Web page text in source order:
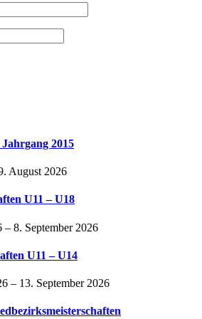
2015
August 2026
U11 – U18
– 8. September 2026
U11 – U14
– 13. September 2026